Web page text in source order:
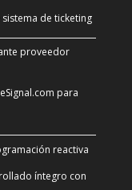
de ticketing
proveedor
para
reactiva
íntegro con